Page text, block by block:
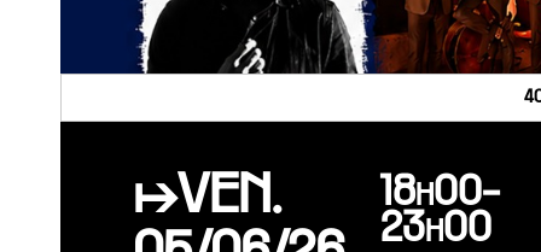
↦VEN.
18h00-
23h00